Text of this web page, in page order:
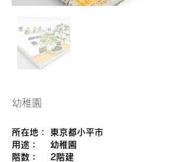
幼稚園
所在地： 東京都小平市
用途： 幼稚園
階数： 2階建